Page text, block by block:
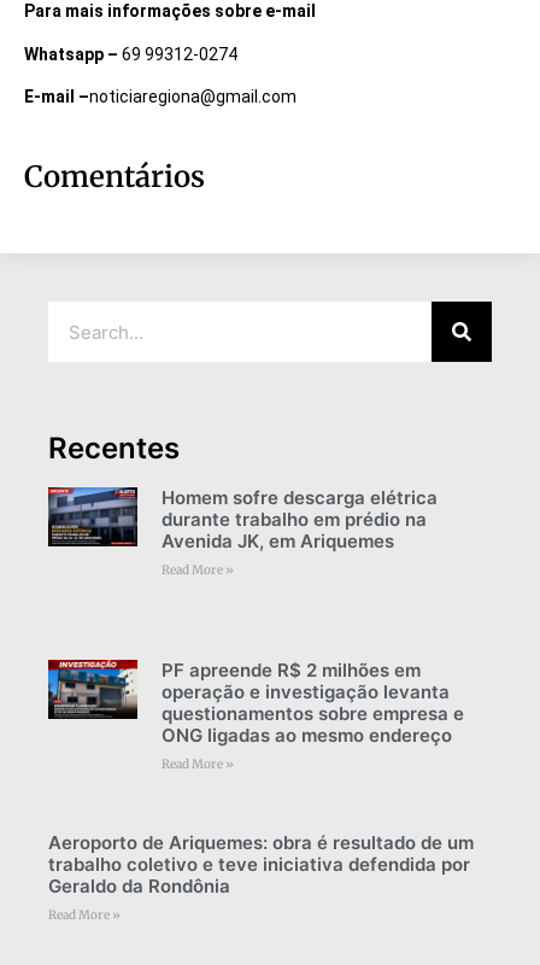
Para mais informações sobre e-mail
Whatsapp – 69 99312-0274
E-mail –noticiaregiona@gmail.com
Comentários
Recentes
Homem sofre descarga elétrica
durante trabalho em prédio na
Avenida JK, em Ariquemes
Read More »
PF apreende R$ 2 milhões em
operação e investigação levanta
questionamentos sobre empresa e
ONG ligadas ao mesmo endereço
Read More »
Aeroporto de Ariquemes: obra é resultado de um
trabalho coletivo e teve iniciativa defendida por
Geraldo da Rondônia
Read More »